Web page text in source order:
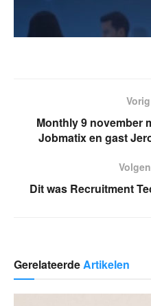
Monthly 9 november
Jobmatix en gast
Dit was Recruitment
GerelateerdeArtikelen